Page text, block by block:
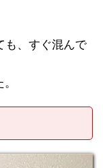
も、すぐ混んで